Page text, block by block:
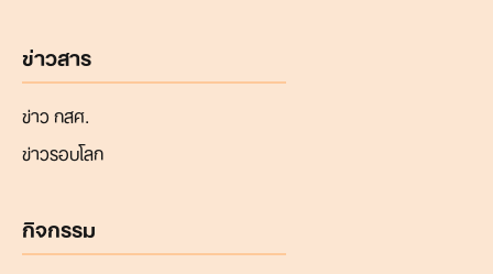
ข่าวสาร
ข่าว กสศ.
ข่าวรอบโลก
กิจกรรม